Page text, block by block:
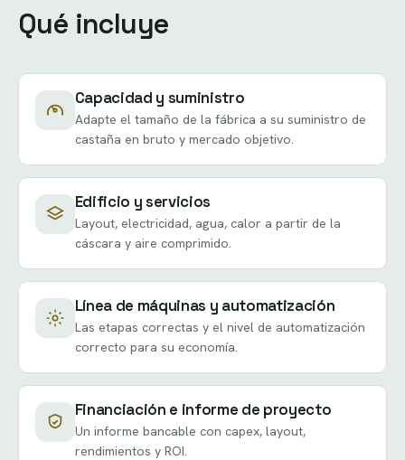
Qué incluye
Capacidad y suministro
Adapte el tamaño de la fábrica a su suministro de
castaña en bruto y mercado objetivo.
Edificio y servicios
Layout, electricidad, agua, calor a partir de la
cáscara y aire comprimido.
Línea de máquinas y automatización
Las etapas correctas y el nivel de automatización
correcto para su economía.
Financiación e informe de proyecto
Un informe bancable con capex, layout,
rendimientos y ROI.